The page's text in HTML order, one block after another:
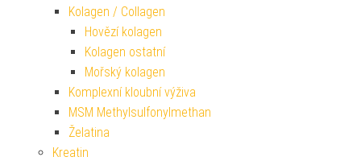
Kolagen / Collagen
Hovězí kolagen
Kolagen ostatní
Mořský kolagen
Komplexní kloubní výživa
MSM Methylsulfonylmethan
Želatina
Kreatin